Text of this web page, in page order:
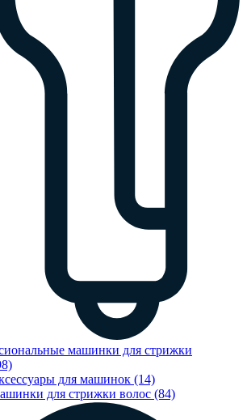
машинки для стрижки
для машинок (14)
для стрижки волос (84)